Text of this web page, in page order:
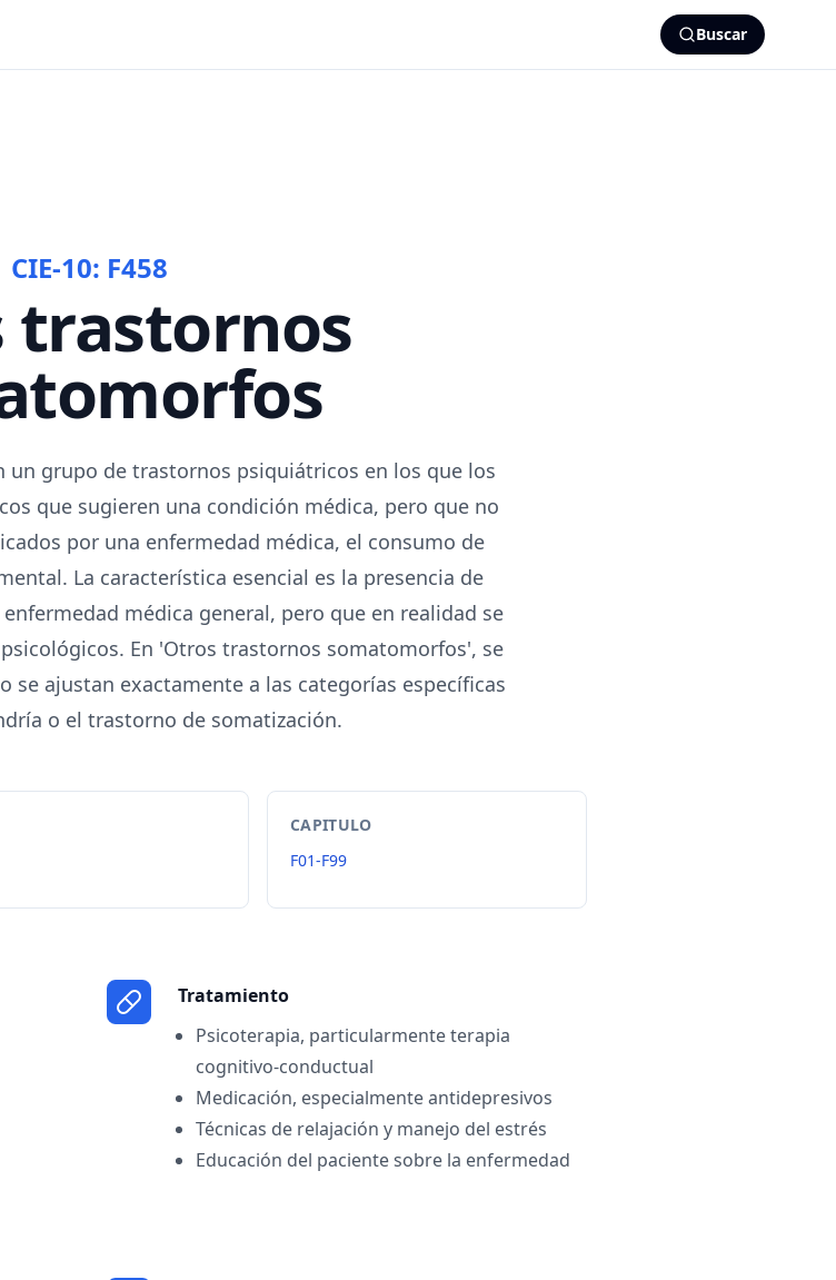
Buscar
CIE-10: F458
trastornos
grupo de trastornos psiquiátricos en los que los
que sugieren una condición médica, pero que no
por una enfermedad médica, el consumo de
La característica esencial es la presencia de
médica general, pero que en realidad se
En 'Otros trastornos somatomorfos', se
se ajustan exactamente a las categorías específicas
o el trastorno de somatización.
CAPITULO
F01-F99
Tratamiento
Psicoterapia, particularmente terapia
cognitivo-conductual
Medicación, especialmente antidepresivos
Técnicas de relajación y manejo del estrés
Educación del paciente sobre la enfermedad